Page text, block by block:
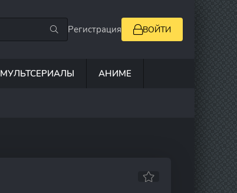
Регистрация ВОЙТИ
МУЛЬТСЕРИАЛЫ АНИМЕ